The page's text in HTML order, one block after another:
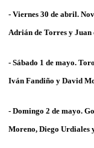
- Viernes 30 de abril.
Adrián de Torres y Juan
- Sábado 1 de mayo.
Iván Fandiño y David
- Domingo 2 de mayo.
Moreno, Diego Urdiales